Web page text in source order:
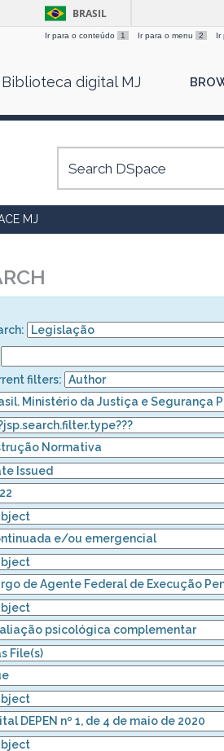
BRASIL
Ir para o conteúdo 1 Ir para o menu 2 Ir
Biblioteca digital MJ
MJ
filters: